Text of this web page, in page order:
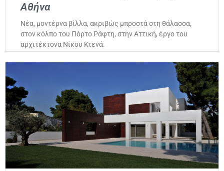
Αθήνα
Νέα, μοντέρνα βίλλα, ακριβώς μπροστά στη θάλασσα,
στον κόλπο του Πόρτο Ράφτη, στην Αττική, έργο του
αρχιτέκτονα Νίκου Κτενά.